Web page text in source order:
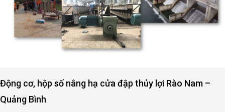
nước thải Tây Ninh- Hà Nội -Hải Dương
Cung cấp motor khuấy hóa chất cho các nhà máy xử lý